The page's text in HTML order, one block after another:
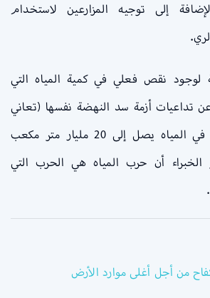
إلى توجيه المزارعين لاستخدام
لوجود نقص فعلي في كمية المياه التي
تداعيات أزمة سد النهضة نفسها (تعاني
مصر حاليًا من نقص في المياه يصل إلى 20 مليار متر مكعب
الخبراء أن حرب المياه هي الحرب التي
من أجل أغلى موارد الأرض